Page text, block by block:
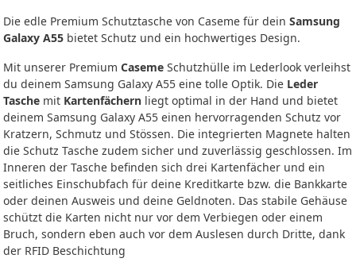
Die edle Premium Schutztasche von Caseme für dein Samsung
Galaxy A55 bietet Schutz und ein hochwertiges Design.
Mit unserer Premium Caseme Schutzhülle im Lederlook verleihst
du deinem Samsung Galaxy A55 eine tolle Optik. Die Leder
Tasche mit Kartenfächern liegt optimal in der Hand und bietet
deinem Samsung Galaxy A55 einen hervorragenden Schutz vor
Kratzern, Schmutz und Stössen. Die integrierten Magnete halten
die Schutz Tasche zudem sicher und zuverlässig geschlossen. Im
Inneren der Tasche befinden sich drei Kartenfächer und ein
seitliches Einschubfach für deine Kreditkarte bzw. die Bankkarte
oder deinen Ausweis und deine Geldnoten. Das stabile Gehäuse
schützt die Karten nicht nur vor dem Verbiegen oder einem
Bruch, sondern eben auch vor dem Auslesen durch Dritte, dank
der RFID Beschichtung